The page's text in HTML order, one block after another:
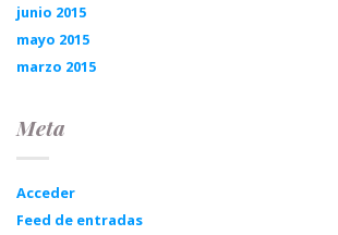
junio 2015
mayo 2015
marzo 2015
Meta
Acceder
Feed de entradas